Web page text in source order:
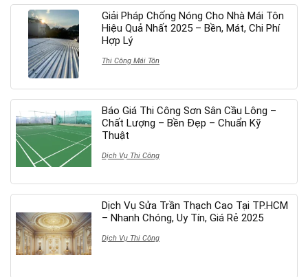
Giải Pháp Chống Nóng Cho Nhà Mái Tôn
Hiệu Quả Nhất 2025 – Bền, Mát, Chi Phí
Hợp Lý
Thi Công Mái Tôn
Báo Giá Thi Công Sơn Sân Cầu Lông –
Chất Lượng – Bền Đẹp – Chuẩn Kỹ
Thuật
Dịch Vụ Thi Công
Dịch Vụ Sửa Trần Thạch Cao Tại TP.HCM
– Nhanh Chóng, Uy Tín, Giá Rẻ 2025
Dịch Vụ Thi Công